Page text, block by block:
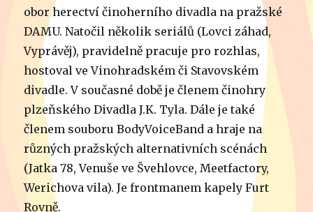
obor herectví činoherního divadla na pražské
DAMU. Natočil několik seriálů (Lovci záhad,
Vyprávěj), pravidelně pracuje pro rozhlas,
hostoval ve Vinohradském či Stavovském
divadle. V současné době je členem činohry
plzeňského Divadla J.K. Tyla. Dále je také
členem souboru BodyVoiceBand a hraje na
různých pražských alternativních scénách
(Jatka 78, Venuše ve Švehlovce, Meetfactory,
Werichova vila). Je frontmanem kapely Furt
Rovně.